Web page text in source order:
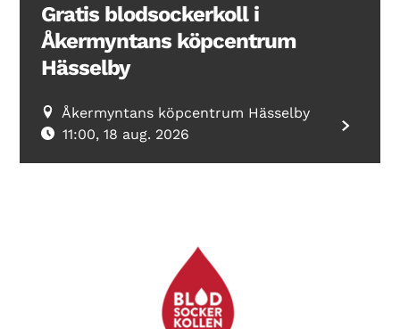
Gratis blodsockerkoll i
Åkermyntans köpcentrum
Hässelby
Åkermyntans köpcentrum Hässelby
11:00, 18 aug. 2026